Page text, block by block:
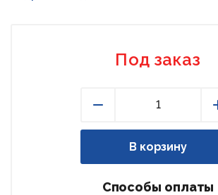
Под заказ
В корзину
Способы оплаты